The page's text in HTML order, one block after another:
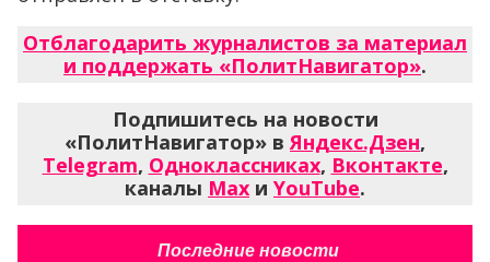
Отблагодарить журналистов за материал
и поддержать «ПолитНавигатор».
Подпишитесь на новости
«ПолитНавигатор» вЯндекс.Дзен,
Telegram, Одноклассниках, Вконтакте,
каналы Max и YouTube.
Последние новости